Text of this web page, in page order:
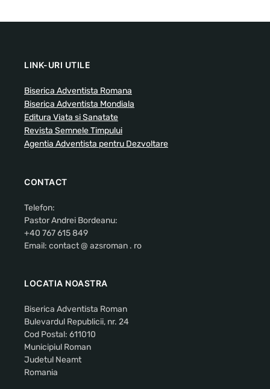
LINK-URI UTILE
Biserica Adventista Romana
Biserica Adventista Mondiala
Editura Viata si Sanatate
Revista Semnele Timpului
Agentia Adventista pentru Dezvoltare
CONTACT
Telefon:
Pastor Andrei Bordeanu:
+40 767 615 849
Email: contact @ azsroman . ro
LOCATIA NOASTRA
Biserica Adventista Roman
Bulevardul Republicii, nr. 24
Cod Postal: 611010
Municipiul Roman
Judetul Neamt
Romania